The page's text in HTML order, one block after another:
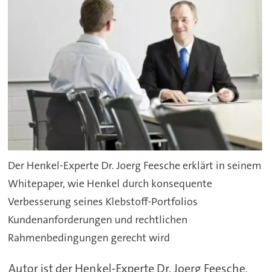
Der Henkel-Experte Dr. Joerg Feesche erklärt in seinem
Whitepaper, wie Henkel durch konsequente
Verbesserung seines Klebstoff-Portfolios
Kundenanforderungen und rechtlichen
Rahmenbedingungen gerecht wird
Autor ist der Henkel-Experte Dr. Joerg Feesche,